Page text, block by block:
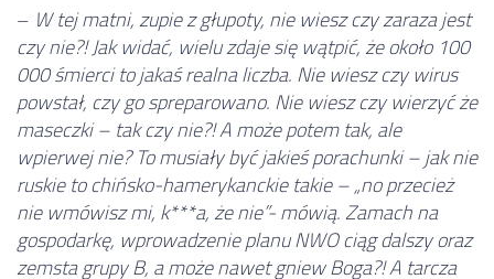
– W tej matni, zupie z głupoty, nie wiesz czy zaraza jest
czy nie?! Jak widać, wielu zdaje się wątpić, że około 100
000 śmierci to jakaś realna liczba. Nie wiesz czy wirus
powstał, czy go spreparowano. Nie wiesz czy wierzyć że
maseczki – tak czy nie?! A może potem tak, ale
wpierwej nie? To musiały być jakieś porachunki – jak nie
ruskie to chińsko-hamerykanckie takie – „no przecież
nie wmówisz mi, k***a, że nie”- mówią. Zamach na
gospodarkę, wprowadzenie planu NWO ciąg dalszy oraz
zemsta grupy B, a może nawet gniew Boga?! A tarcza